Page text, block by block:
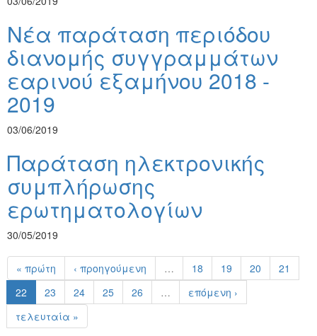
Νέα παράταση περιόδου
διανομής συγγραμμάτων
εαρινού εξαμήνου 2018 -
2019
03/06/2019
Παράταση ηλεκτρονικής
συμπλήρωσης
ερωτηματολογίων
30/05/2019
« πρώτη ‹ προηγούμενη … 18 19 20
21
22
23 24 25 26 …
επόμενη ›
τελευταία »